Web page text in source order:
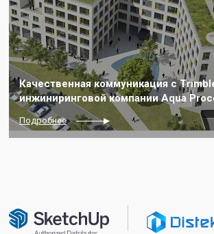
Качественная коммуникация с
инжиниринговой компании Aqua
Подробнее